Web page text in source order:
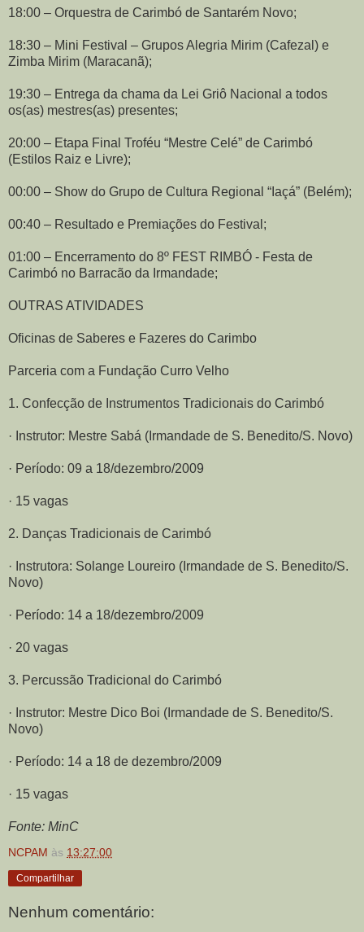
18:00 – Orquestra de Carimbó de Santarém Novo;
18:30 – Mini Festival – Grupos Alegria Mirim (Cafezal) e
Zimba Mirim (Maracanã);
19:30 – Entrega da chama da Lei Griô Nacional a todos
os(as) mestres(as) presentes;
20:00 – Etapa Final Troféu “Mestre Celé” de Carimbó
(Estilos Raiz e Livre);
00:00 – Show do Grupo de Cultura Regional “Iaçá” (Belém);
00:40 – Resultado e Premiações do Festival;
01:00 – Encerramento do 8º FEST RIMBÓ - Festa de
Carimbó no Barracão da Irmandade;
OUTRAS ATIVIDADES
Oficinas de Saberes e Fazeres do Carimbo
Parceria com a Fundação Curro Velho
1. Confecção de Instrumentos Tradicionais do Carimbó
· Instrutor: Mestre Sabá (Irmandade de S. Benedito/S. Novo)
· Período: 09 a 18/dezembro/2009
· 15 vagas
2. Danças Tradicionais de Carimbó
· Instrutora: Solange Loureiro (Irmandade de S. Benedito/S.
Novo)
· Período: 14 a 18/dezembro/2009
· 20 vagas
3. Percussão Tradicional do Carimbó
· Instrutor: Mestre Dico Boi (Irmandade de S. Benedito/S.
Novo)
· Período: 14 a 18 de dezembro/2009
· 15 vagas
Fonte: MinC
NCPAM às 13:27:00
Compartilhar
Nenhum comentário: